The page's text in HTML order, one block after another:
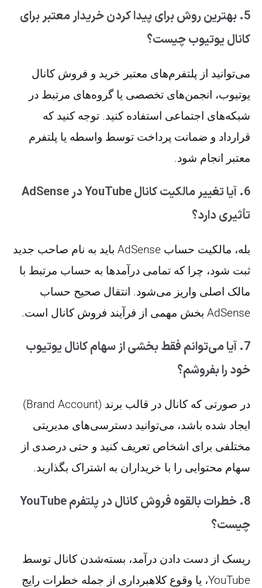
5. بهترین روش برای پیدا کردن خریدار معتبر برای
کانال یوتیوب چیست؟
می‌توانید از پلتفرم‌های معتبر خرید و فروش کانال
یوتیوب، انجمن‌های تخصصی یا گروه‌های مرتبط در
شبکه‌های اجتماعی استفاده کنید. توجه کنید که
قرارداد و ضمانت پرداخت توسط واسطه یا پلتفرم
معتبر انجام شود.
6. آیا تغییر مالکیت کانال YouTube در AdSense
تأثیری دارد؟
بله، مالکیت حساب AdSense باید به نام صاحب جدید
ثبت شود، چرا که تمامی درآمدها به حساب مرتبط با
مالک اصلی واریز می‌شود. انتقال صحیح حساب
AdSense بخش مهمی از فرآیند فروش کانال است.
7. آیا می‌توانم فقط بخشی از سهام کانال یوتیوب
خود را بفروشم؟
در صورتی که کانال در قالب برند (Brand Account)
ایجاد شده باشد، می‌توانید دسترسی‌های مدیریتی
مختلفی برای اشخاص تعریف کنید و حتی درصدی از
سهام محتوایی را با خریداران به اشتراک بگذارید.
8. خطرات بالقوه فروش کانال در پلتفرم YouTube
چیست؟
ریسک از دست دادن درآمد، بسته‌شدن کانال توسط
YouTube، یا وقوع کلاهبرداری از جمله خطرات رایج